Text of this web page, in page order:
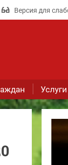
Версия для
Услуги